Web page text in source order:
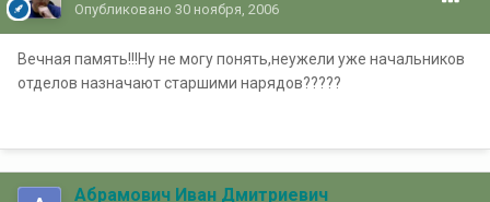
Опубликовано 30 ноября, 2006
Вечная память!!!Ну не могу понять,неужели уже начальников
отделов назначают старшими нарядов?????
Абрамович Иван Дмитриевич